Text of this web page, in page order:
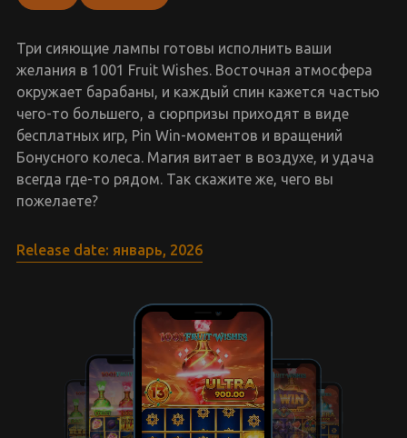
Три сияющие лампы готовы исполнить ваши
желания в 1001 Fruit Wishes. Восточная атмосфера
окружает барабаны, и каждый спин кажется частью
чего-то большего, а сюрпризы приходят в виде
бесплатных игр, Pin Win-моментов и вращений
Бонусного колеса. Магия витает в воздухе, и удача
всегда где-то рядом. Так скажите же, чего вы
пожелаете?
Release date: январь, 2026